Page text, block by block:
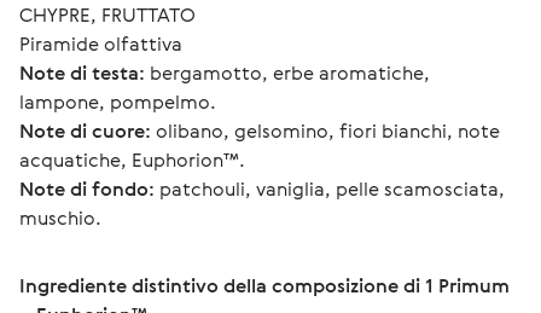
CHYPRE, FRUTTATO
Piramide olfattiva
Note di testa: bergamotto, erbe aromatiche,
lampone, pompelmo.
Note di cuore: olibano, gelsomino, fiori bianchi, note
acquatiche, Euphorion™.
Note di fondo: patchouli, vaniglia, pelle scamosciata,
muschio.
Ingrediente distintivo della composizione di 1 Primum